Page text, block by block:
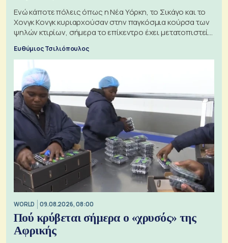
Ενώ κάποτε πόλεις όπως η Νέα Υόρκη, το Σικάγο και το
Χονγκ Κονγκ κυριαρχούσαν στην παγκόσμια κούρσα των
ψηλών κτιρίων, σήμερα το επίκεντρο έχει μετατοπιστεί
Ευθύμιος Τσιλιόπουλος
WORLD 09.08.2026, 08:00
Πού κρύβεται σήμερα ο «χρυσός» της
Αφρικής